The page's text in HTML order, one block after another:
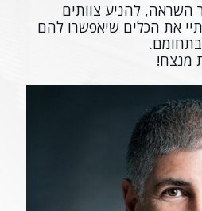
השראה, להניע צוותים
את הכלים שיאפשרו להם
בתחומם.
מנצח!